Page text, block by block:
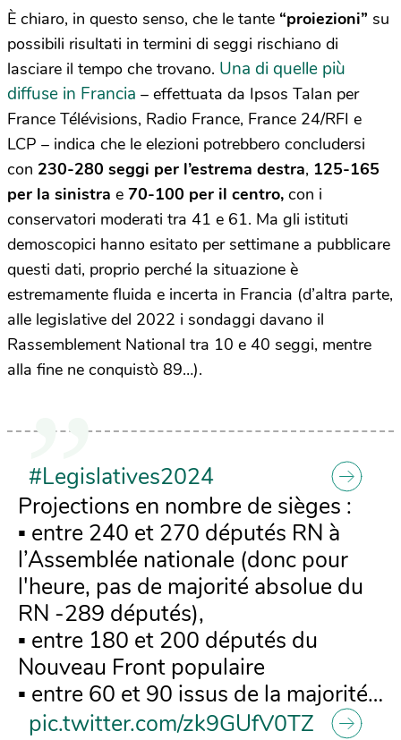
È chiaro, in questo senso, che le tante “proiezioni” su
possibili risultati in termini di seggi rischiano di
lasciare il tempo che trovano. Una di quelle più
diffuse in Francia – effettuata da Ipsos Talan per
France Télévisions, Radio France, France 24/RFI e
LCP – indica che le elezioni potrebbero concludersi
con 230-280 seggi per l’estrema destra, 125-165
per la sinistra e 70-100 per il centro, con i
conservatori moderati tra 41 e 61. Ma gli istituti
demoscopici hanno esitato per settimane a pubblicare
questi dati, proprio perché la situazione è
estremamente fluida e incerta in Francia (d’altra parte,
alle legislative del 2022 i sondaggi davano il
Rassemblement National tra 10 e 40 seggi, mentre
alla fine ne conquistò 89…).
#Legislatives2024
Projections en nombre de sièges :
▪️ entre 240 et 270 députés RN à
l’Assemblée nationale (donc pour
l'heure, pas de majorité absolue du
RN -289 députés),
▪️ entre 180 et 200 députés du
Nouveau Front populaire
▪️ entre 60 et 90 issus de la majorité…
pic.twitter.com/zk9GUfV0TZ